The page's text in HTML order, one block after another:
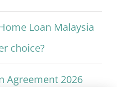
Loan Malaysia
choice?
Agreement 2026